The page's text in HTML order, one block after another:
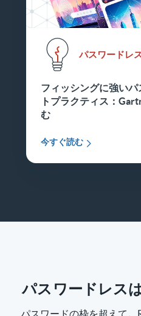
パスワードレ
フィッシングに強い
トプラクティス：
む
今すぐ読む
パスワードレス
パスワードの枠を超えて。